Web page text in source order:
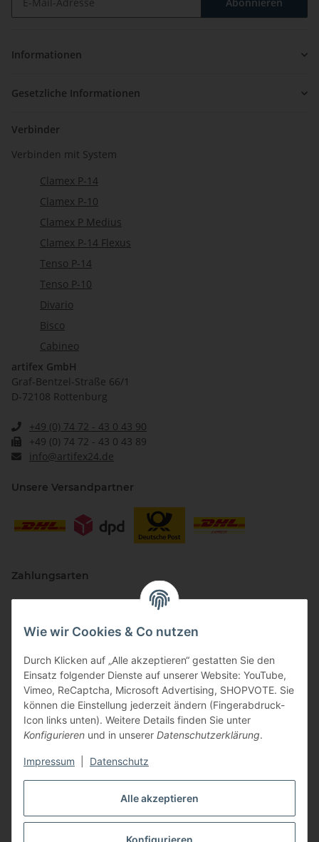
Alle akzeptieren
Wie wir Cookies & Co nutzen
Durch Klicken auf „Alle akzeptieren“ gestatten Sie den
Einsatz folgender Dienste auf unserer Website: YouTube,
Vimeo, ReCaptcha, Microsoft Advertising, SHOPVOTE. Sie
können die Einstellung jederzeit ändern (Fingerabdruck-
Icon links unten). Weitere Details finden Sie unter
Konfigurieren und in unserer Datenschutzerklärung.
Impressum Datenschutz
Informationen
Gesetzliche Informationen
Verbinder
Verbinden mit System
Clamex P-14
Clamex P-10
Clamex P Medius
Clamex P-14 Flexus
Tenso P-14
Tenso P-10
Divario
Bisco
Cabineo
artifex GmbH
Graf-Bentzel-Straße 66/1
D-72108 Rottenburg
+49 (0) 74 72 - 43 0 43 90
+49 (0) 74 72 - 43 0 43 89
info@artifex24.de
Unsere Versandpartner
Zahlungsarten
Vertriebspartner